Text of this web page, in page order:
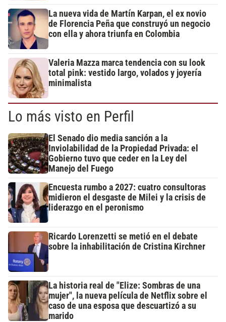
La nueva vida de Martín Karpan, el ex novio
de Florencia Peña que construyó un negocio
con ella y ahora triunfa en Colombia
Valeria Mazza marca tendencia con su look
total pink: vestido largo, volados y joyería
minimalista
Lo más visto en Perfil
El Senado dio media sanción a la
Inviolabilidad de la Propiedad Privada: el
Gobierno tuvo que ceder en la Ley del
Manejo del Fuego
Encuesta rumbo a 2027: cuatro consultoras
midieron el desgaste de Milei y la crisis de
liderazgo en el peronismo
Ricardo Lorenzetti se metió en el debate
sobre la inhabilitación de Cristina Kirchner
La historia real de "Elize: Sombras de una
mujer", la nueva película de Netflix sobre el
caso de una esposa que descuartizó a su
marido